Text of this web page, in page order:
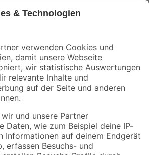
Angebote und Aktionen mehr verpassen!
Versandarten